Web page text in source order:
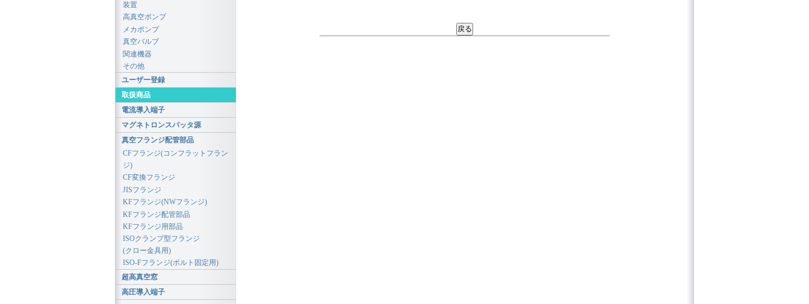
装置
高真空ポンプ
メカポンプ
真空バルブ
関連機器
その他
ユーザー登録
取扱商品
電流導入端子
マグネトロンスパッタ源
真空フランジ配管部品
CFフランジ(コンフラットフラン
ジ)
CF変換フランジ
JISフランジ
KFフランジ(NWフランジ)
KFフランジ配管部品
KFフランジ用部品
ISOクランプ型フランジ
(クロー金具用)
ISO-Fフランジ(ボルト固定用)
超高真空窓
高圧導入端子